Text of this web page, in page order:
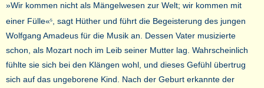
»Wir kommen nicht als Mängelwesen zur Welt; wir kommen mit
einer Fülle«5
, sagt Hüther und führt die Begeisterung des jungen
Wolfgang Amadeus für die Musik an. Dessen Vater musizierte
schon, als Mozart noch im Leib seiner Mutter lag. Wahrscheinlich
fühlte sie sich bei den Klängen wohl, und dieses Gefühl übertrug
sich auf das ungeborene Kind. Nach der Geburt erkannte der